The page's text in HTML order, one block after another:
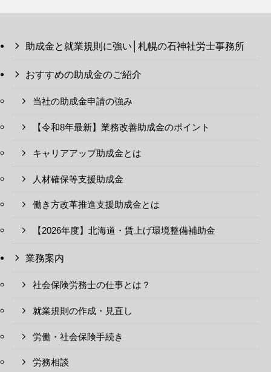
助成金と就業規則に強い│札幌の石神社労士事務所
おすすめの助成金のご紹介
当社の助成金申請の強み
【令和8年最新】業務改善助成金のポイント
キャリアアップ助成金とは
人材確保等支援助成金
働き方改革推進支援助成金とは
【2026年度】北海道・賃上げ環境整備補助金
業務案内
社会保険労務士の仕事とは？
就業規則の作成・見直し
労働・社会保険手続き
労務相談